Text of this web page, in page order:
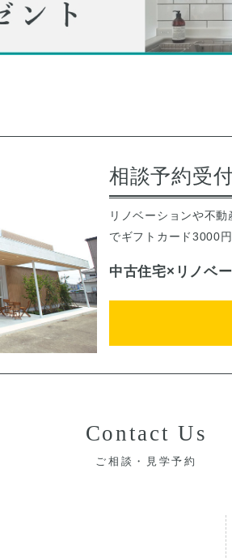
相談予約受付
リノベーションや不
でギフトカード3000
中古住宅×リノベ
Contact Us
ご相談・見学予約